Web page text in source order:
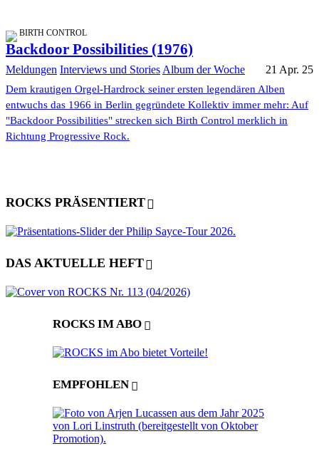
BIRTH CONTROL
Backdoor Possibilities (1976)
Meldungen Interviews und Stories Album der Woche 21 Apr. 25
Dem krautigen Orgel-Hardrock seiner ersten legendären Alben
entwuchs das 1966 in Berlin gegründete Kollektiv immer mehr: Auf
"Backdoor Possibilities" strecken sich Birth Control merklich in
Richtung Progressive Rock.
ROCKS PRÄSENTIERT
DAS AKTUELLE HEFT
ROCKS IM ABO
EMPFOHLEN